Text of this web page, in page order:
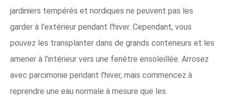
jardiniers tempérés et nordiques ne peuvent pas les
garder à l'extérieur pendant l'hiver. Cependant, vous
pouvez les transplanter dans de grands conteneurs et les
amener à l'intérieur vers une fenêtre ensoleillée. Arrosez
avec parcimonie pendant l'hiver, mais commencez à
reprendre une eau normale à mesure que les